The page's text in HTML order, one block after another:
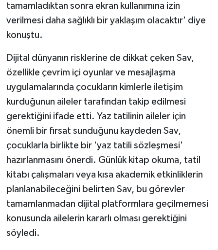
tamamladıktan sonra ekran kullanımına izin
verilmesi daha sağlıklı bir yaklaşım olacaktır' diye
konuştu.
Dijital dünyanın risklerine de dikkat çeken Sav,
özellikle çevrim içi oyunlar ve mesajlaşma
uygulamalarında çocukların kimlerle iletişim
kurduğunun aileler tarafından takip edilmesi
gerektiğini ifade etti. Yaz tatilinin aileler için
önemli bir fırsat sunduğunu kaydeden Sav,
çocuklarla birlikte bir 'yaz tatili sözleşmesi'
hazırlanmasını önerdi. Günlük kitap okuma, tatil
kitabı çalışmaları veya kısa akademik etkinliklerin
planlanabileceğini belirten Sav, bu görevler
tamamlanmadan dijital platformlara geçilmemesi
konusunda ailelerin kararlı olması gerektiğini
söyledi.